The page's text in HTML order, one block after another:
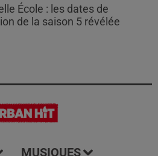
École : les dates de
de la saison 5 révélée
MUSIQUES